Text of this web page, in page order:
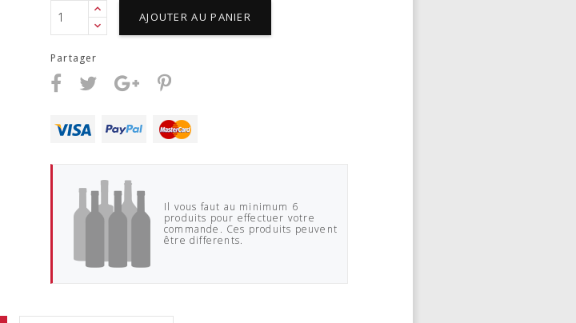
AJOUTER AU PANIER
Partager
Il vous faut au minimum 6
produits pour effectuer votre
commande. Ces produits peuvent
être differents.